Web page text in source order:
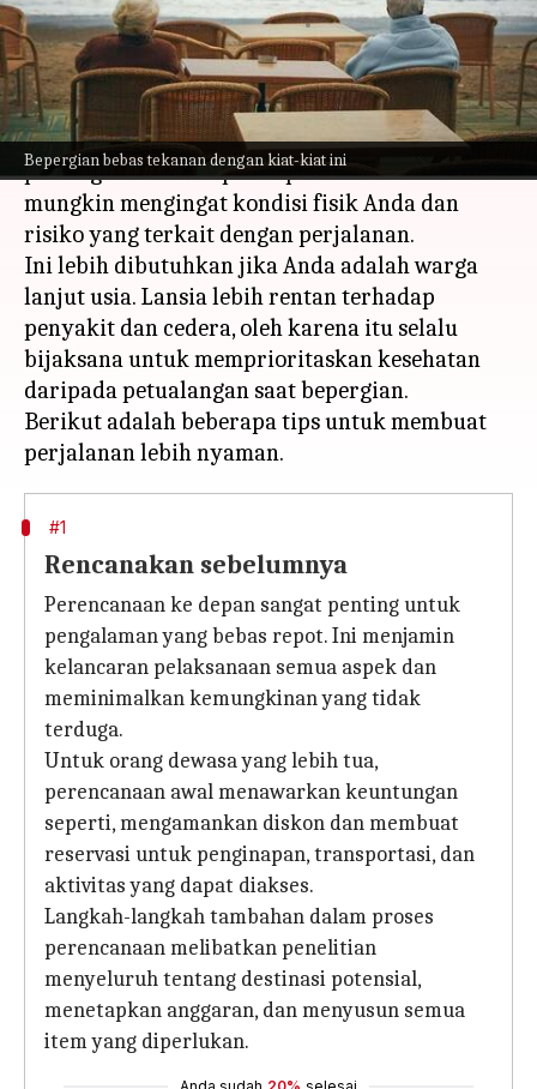
Bepergian bebas tekanan dengan kiat-kiat ini
menulis Taufiq Al Jufri Jun 06, 2023 01:35 pm
Apa ceritanya
Berwisata tidak mengenal batas usia. Namun,
penting untuk mempersiapkan diri sebaik
mungkin mengingat kondisi fisik Anda dan
risiko yang terkait dengan perjalanan.
Ini lebih dibutuhkan jika Anda adalah warga
lanjut usia. Lansia lebih rentan terhadap
penyakit dan cedera, oleh karena itu selalu
bijaksana untuk memprioritaskan kesehatan
daripada petualangan saat bepergian.
Berikut adalah beberapa tips untuk membuat
#1
Rencanakan sebelumnya
Perencanaan ke depan sangat penting untuk
pengalaman yang bebas repot. Ini menjamin
kelancaran pelaksanaan semua aspek dan
meminimalkan kemungkinan yang tidak
terduga.
Untuk orang dewasa yang lebih tua,
perencanaan awal menawarkan keuntungan
seperti, mengamankan diskon dan membuat
reservasi untuk penginapan, transportasi, dan
aktivitas yang dapat diakses.
Langkah-langkah tambahan dalam proses
perencanaan melibatkan penelitian
menyeluruh tentang destinasi potensial,
menetapkan anggaran, dan menyusun semua
item yang diperlukan.